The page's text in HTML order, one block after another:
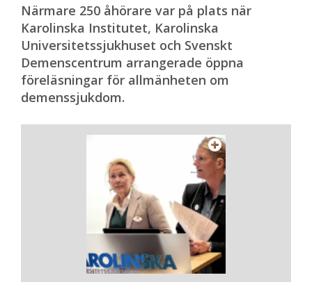
Närmare 250 åhörare var på plats när
Karolinska Institutet, Karolinska
Universitetssjukhuset och Svenskt
Demenscentrum arrangerade öppna
föreläsningar för allmänheten om
demenssjukdom.